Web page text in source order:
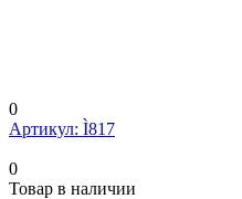
0
Артикул: Ì817
0
Товар в наличии